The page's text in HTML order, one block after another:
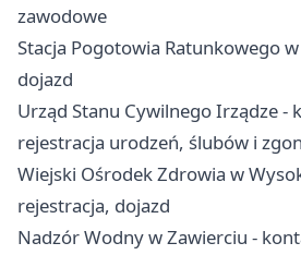
zawodowe
Stacja Pogotowia Ratunkowego
dojazd
Urząd Stanu Cywilnego Irządze -
rejestracja urodzeń, ślubów i
Wiejski Ośrodek Zdrowia w
rejestracja, dojazd
Nadzór Wodny w Zawierciu -